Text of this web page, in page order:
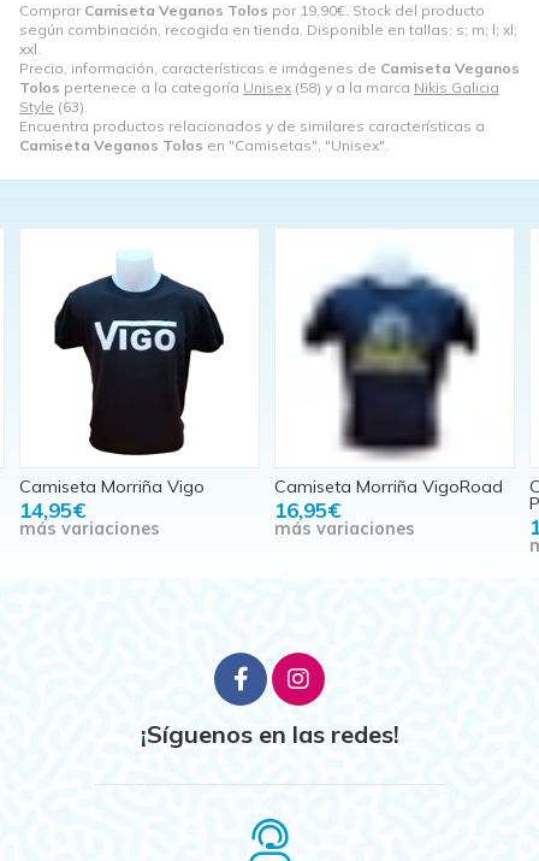
Comprar Camiseta Veganos Tolos por 19,90€. Stock del producto
según combinación, recogida en tienda. Disponible en tallas: s; m; l; xl;
xxl.
Precio, información, características e imágenes de Camiseta Veganos
Tolos pertenece a la categoría Unisex (58) y a la marca Nikis Galicia
Style (63).
Encuentra productos relacionados y de similares características a
Camiseta Veganos Tolos en "Camisetas", "Unisex".
Camiseta Morriña Vigo
14,95€
más variaciones
Camiseta Morriña VigoRoad
16,95€
más variaciones
¡Síguenos en las redes!